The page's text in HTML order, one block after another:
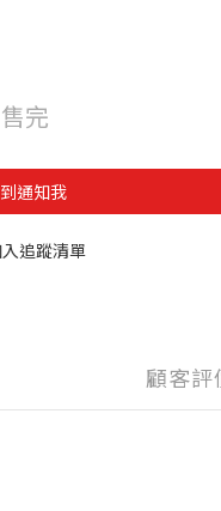
售完
通知我
追蹤清單
顧客評